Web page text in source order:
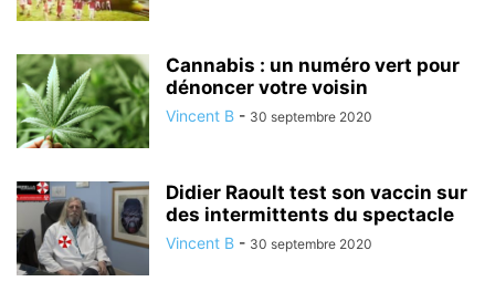
Cannabis : un numéro vert pour
dénoncer votre voisin
Vincent B - 30 septembre 2020
Didier Raoult test son vaccin sur
des intermittents du spectacle
Vincent B - 30 septembre 2020